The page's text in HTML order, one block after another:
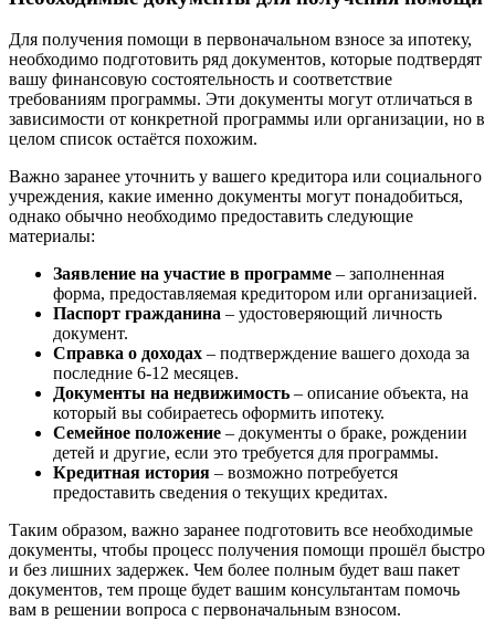
Для получения помощи в первоначальном взносе за ипотеку,
необходимо подготовить ряд документов, которые подтвердят
вашу финансовую состоятельность и соответствие
требованиям программы. Эти документы могут отличаться в
зависимости от конкретной программы или организации, но в
целом список остаётся похожим.
Важно заранее уточнить у вашего кредитора или социального
учреждения, какие именно документы могут понадобиться,
однако обычно необходимо предоставить следующие
материалы:
Заявление на участие в программе – заполненная
форма, предоставляемая кредитором или организацией.
Паспорт гражданина – удостоверяющий личность
документ.
Справка о доходах – подтверждение вашего дохода за
последние 6-12 месяцев.
Документы на недвижимость – описание объекта, на
который вы собираетесь оформить ипотеку.
Семейное положение – документы о браке, рождении
детей и другие, если это требуется для программы.
Кредитная история – возможно потребуется
предоставить сведения о текущих кредитах.
Таким образом, важно заранее подготовить все необходимые
документы, чтобы процесс получения помощи прошёл быстро
и без лишних задержек. Чем более полным будет ваш пакет
документов, тем проще будет вашим консультантам помочь
вам в решении вопроса с первоначальным взносом.